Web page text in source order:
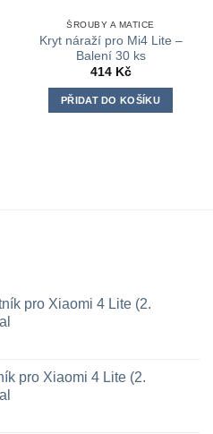
ŠROUBY A MATICE
Kryt náraží pro Mi4 Lite –
Balení 30 ks
414 Kč
PŘIDAT DO KOŠÍKU
pro Xiaomi 4 Lite (2.
pro Xiaomi 4 Lite (2.